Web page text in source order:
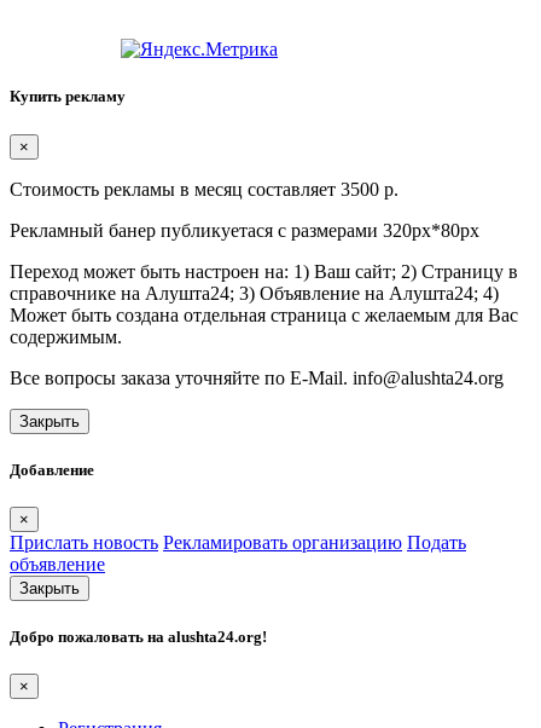
Купить рекламу
×
Стоимость рекламы в месяц составляет 3500 р.
Рекламный банер публикуетася с размерами 320px*80px
Переход может быть настроен на: 1) Ваш сайт; 2) Страницу в
справочнике на Алушта24; 3) Объявление на Алушта24; 4)
Может быть создана отдельная страница с желаемым для Вас
содержимым.
Все вопросы заказа уточняйте по E-Mail. info@alushta24.org
Закрыть
Добавление
×
Прислать новость Рекламировать организацию Подать
объявление
Закрыть
Добро пожаловать на alushta24.org!
×